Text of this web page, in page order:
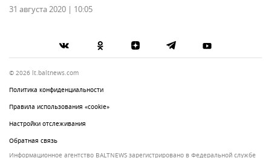
31 августа 2020 | 10:05
© 2026 lt.baltnews.com
Политика конфиденциальности
Правила использования «cookie»
Настройки отслеживания
Обратная связь
Информационное агентство BALTNEWS зарегистрировано в Федеральной службе